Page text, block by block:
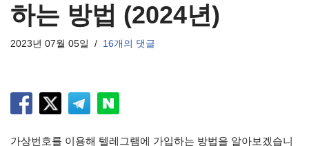
너
뛰
기
하는 방법 (2024년)
2023년 07월 05일 16개의 댓글
가상번호를 이용해 텔레그램에 가입하는 방법을 알아보겠습니